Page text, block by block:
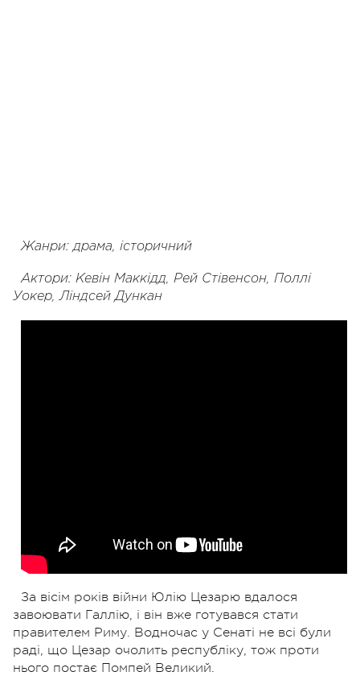
Жанри: драма, історичний
Актори: Кевін Маккідд, Рей Стівенсон, Поллі
Уокер, Ліндсей Дункан
За вісім років війни Юлію Цезарю вдалося
завоювати Галлію, і він вже готувався стати
правителем Риму. Водночас у Сенаті не всі були
раді, що Цезар очолить республіку, тож проти
нього постає Помпей Великий.